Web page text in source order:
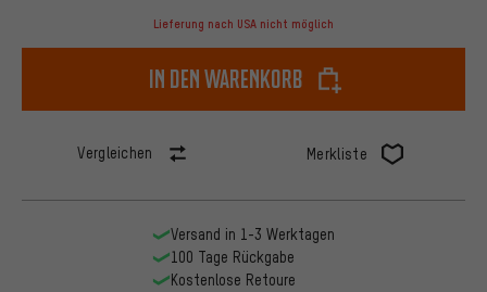
Lieferung nach USA nicht möglich
In den Warenkorb
Vergleichen Merkliste
Versand in 1-3 Werktagen
100 Tage Rückgabe
Kostenlose Retoure